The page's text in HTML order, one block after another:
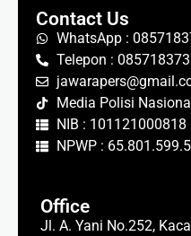
Contact Us
WhatsApp :
Telepon :
Media Polisi Nasional
NIB : 101121000818
NPWP :
Office
Jl. A. Yani No.252,